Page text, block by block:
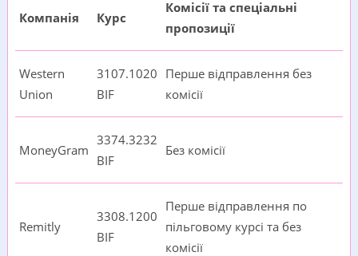
Компанія Курс
Комісії та спеціальні
пропозиції
Western
Union
3107.1020
BIF
Перше відправлення без
комісії
MoneyGram
3374.3232
BIF
Без комісії
Remitly
3308.1200
BIF
Перше відправлення по
пільговому курсі та без
комісії